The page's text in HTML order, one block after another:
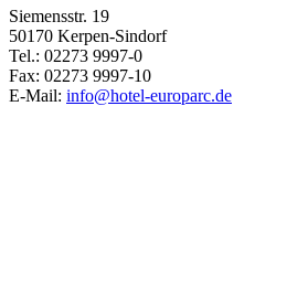
Siemensstr. 19
50170 Kerpen-Sindorf
Tel.: 02273 9997-0
Fax: 02273 9997-10
E-Mail: info@hotel-europarc.de